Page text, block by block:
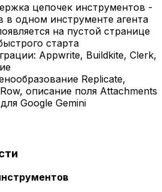
цепочек инструментов -
в одном инструменте агента
на пустой странице
старта
Appwrite, Buildkite, Clerk,
Replicate,
описание поля Attachments
Google Gemini